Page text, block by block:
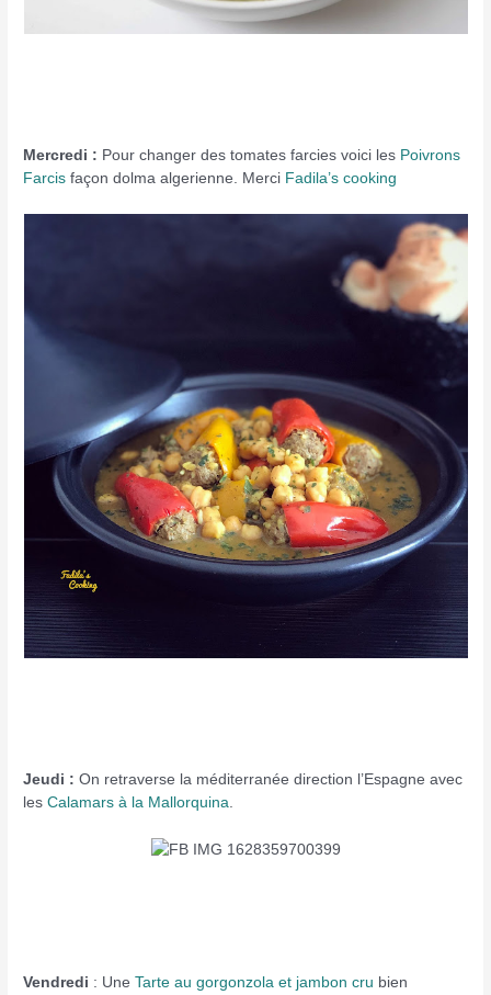
Mercredi : Pour changer des tomates farcies voici les Poivrons
Farcis façon dolma algerienne. Merci Fadila’s cooking
Jeudi : On retraverse la méditerranée direction l’Espagne avec
lesCalamars à la Mallorquina
Vendredi : UneTarte au gorgonzola et jambon cru bien